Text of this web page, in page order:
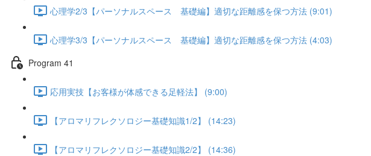
心理学2/3【パーソナルスペース 基礎編】適切な距離感を保つ方法 (9:01)
心理学3/3【パーソナルスペース 基礎編】適切な距離感を保つ方法 (4:03)
Program 41
応用実技【お客様が体感できる足軽法】 (9:00)
【アロマリフレクソロジー基礎知識1/2】 (14:23)
【アロマリフレクソロジー基礎知識2/2】 (14:36)